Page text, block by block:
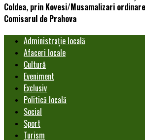
Coldea, prin Kovesi/Musamalizari
Comisarul de Prahova
Administrație locală
Afaceri locale
Cultură
Eveniment
Exclusiv
Politică locală
Social
Sport
Turism